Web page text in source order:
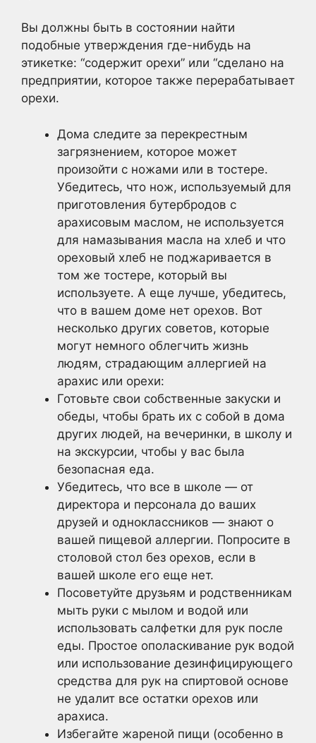
Вы должны быть в состоянии найти
подобные утверждения где-нибудь на
этикетке: “содержит орехи” или “сделано на
предприятии, которое также перерабатывает
орехи.
Дома следите за перекрестным
загрязнением, которое может
произойти с ножами или в тостере.
Убедитесь, что нож, используемый для
приготовления бутербродов с
арахисовым маслом, не используется
для намазывания масла на хлеб и что
ореховый хлеб не поджаривается в
том же тостере, который вы
используете. А еще лучше, убедитесь,
что в вашем доме нет орехов. Вот
несколько других советов, которые
могут немного облегчить жизнь
людям, страдающим аллергией на
арахис или орехи:
Готовьте свои собственные закуски и
обеды, чтобы брать их с собой в дома
других людей, на вечеринки, в школу и
на экскурсии, чтобы у вас была
безопасная еда.
Убедитесь, что все в школе — от
директора и персонала до ваших
друзей и одноклассников — знают о
вашей пищевой аллергии. Попросите в
столовой стол без орехов, если в
вашей школе его еще нет.
Посоветуйте друзьям и родственникам
мыть руки с мылом и водой или
использовать салфетки для рук после
еды. Простое ополаскивание рук водой
или использование дезинфицирующего
средства для рук на спиртовой основе
не удалит все остатки орехов или
арахиса.
Избегайте жареной пищи (особенно в